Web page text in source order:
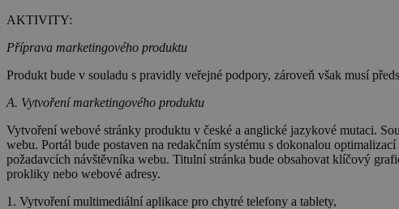
AKTIVITY:
Příprava marketingového produktu
Produkt bude v souladu s pravidly veřejné podpory, zároveň však musí
A. Vytvoření marketingového produktu
Vytvoření webové stránky produktu v české a anglické jazykové mutaci.
webu. Portál bude postaven na redakčním systému s dokonalou
požadavcích návštěvníka webu. Titulní stránka bude obsahovat klíčový
prokliky nebo webové adresy.
1. Vytvoření multimediální aplikace pro chytré telefony a tablety,